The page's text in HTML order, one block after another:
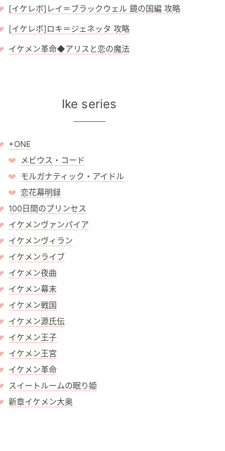
[イケレボ]レイ＝ブラックウェル 鏡の国編 攻略
[イケレボ]ロキ＝ジェネッタ 攻略
イケメン革命◆アリスと恋の魔法
Ike series
+ONE
メビウス・コード
モルガナティック・アイドル
恋花幕明録
100日間のプリンセス
イケメンヴァンパイア
イケメンヴィラン
イケメンライブ
イケメン夜曲
イケメン幕末
イケメン戦国
イケメン源氏伝
イケメン王子
イケメン王宮
イケメン革命
スイートルームの眠り姫
新章イケメン大奥